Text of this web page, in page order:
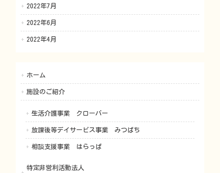
2022年7月
2022年6月
2022年4月
ホーム
施設のご紹介
生活介護事業 クローバー
放課後等デイサービス事業 みつばち
相談支援事業 はらっぱ
特定非営利活動法人